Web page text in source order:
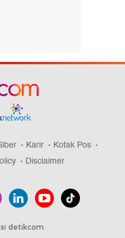
Karir
Kotak Pos
Disclaimer
detikcom